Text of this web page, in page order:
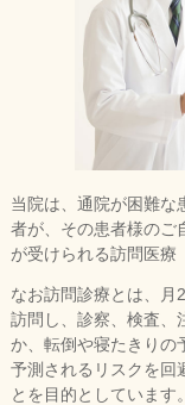
当院は、通院が困難な
者が、その患者様のご
が受けられる訪問医療
なお訪問診療とは、月
訪問し、診察、検査、
か、転倒や寝たきりの
予測されるリスクを回
とを目的としています。